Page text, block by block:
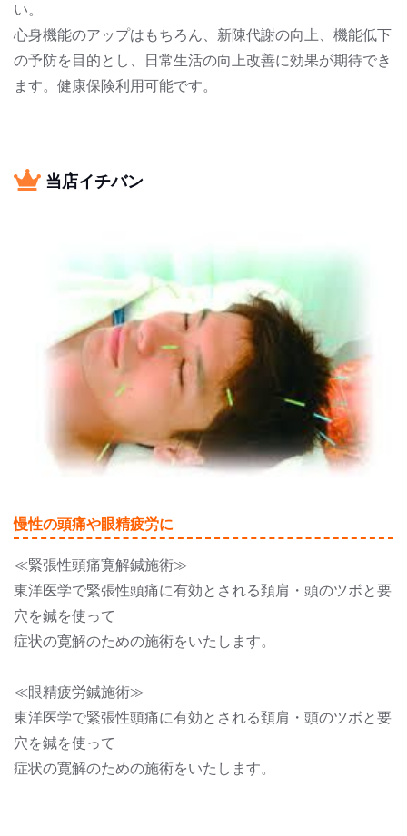
い。
心身機能のアップはもちろん、新陳代謝の向上、機能低下
の予防を目的とし、日常生活の向上改善に効果が期待でき
ます。健康保険利用可能です。
当店イチバン
慢性の頭痛や眼精疲労に
≪緊張性頭痛寛解鍼施術≫
東洋医学で緊張性頭痛に有効とされる頚肩・頭のツボと要
穴を鍼を使って
症状の寛解のための施術をいたします。
≪眼精疲労鍼施術≫
東洋医学で緊張性頭痛に有効とされる頚肩・頭のツボと要
穴を鍼を使って
症状の寛解のための施術をいたします。